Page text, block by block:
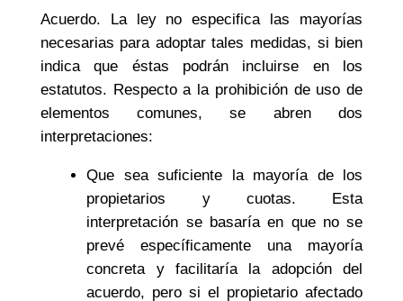
Acuerdo. La ley no especifica las mayorías
necesarias para adoptar tales medidas, si bien
indica que éstas podrán incluirse en los
estatutos. Respecto a la prohibición de uso de
elementos comunes, se abren dos
interpretaciones:
Que sea suficiente la mayoría de los
propietarios y cuotas. Esta
interpretación se basaría en que no se
prevé específicamente una mayoría
concreta y facilitaría la adopción del
acuerdo, pero si el propietario afectado